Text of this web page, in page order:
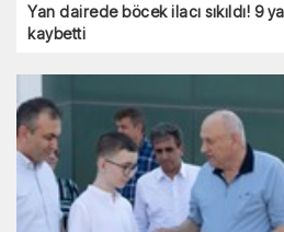
Yan dairede böcek ilacı sıkıldı! 9
kaybetti